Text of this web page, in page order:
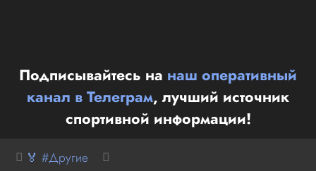
Подписывайтесь на наш оперативный
канал в Телеграм, лучший источник
спортивной информации!
🏅 #Другие